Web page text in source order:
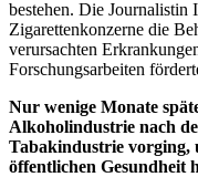
bestehen. Die Journalistin
Zigarettenkonzerne die
verursachten
Forschungsarbeiten
Nur wenige Monate
Alkoholindustrie nach
Tabakindustrie vorging,
öffentlichen Gesundheit